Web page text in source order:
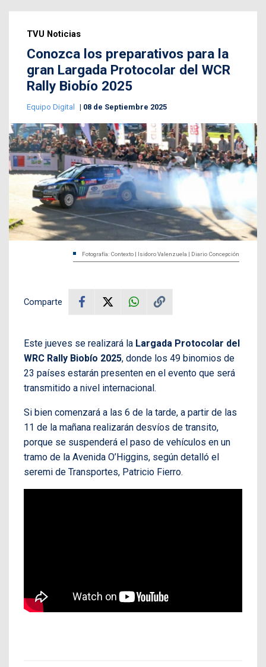
TVU Noticias
Conozca los preparativos para la
gran Largada Protocolar del WCR
Rally Biobío 2025
Equipo Digital 08 de Septiembre 2025
Fotografía: Contexto | Isidoro Valenzuela | Diario Concepción
Comparte
Este jueves se realizará la Largada Protocolar del
WRC Rally Biobío 2025, donde los 49 binomios de
23 países estarán presenten en el evento que será
transmitido a nivel internacional.
Si bien comenzará a las 6 de la tarde, a partir de las
11 de la mañana realizarán desvíos de transito,
porque se suspenderá el paso de vehículos en un
tramo de la Avenida O’Higgins, según detalló el
seremi de Transportes, Patricio Fierro.